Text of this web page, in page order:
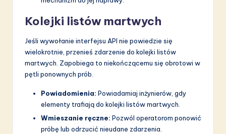
Kolejki listów martwych
Jeśli wywołanie interfejsu API nie powiedzie się
wielokrotnie, przenieś zdarzenie do kolejki listów
martwych. Zapobiega to niekończącemu się obrotowi w
pętli ponownych prób.
Powiadomienia: Powiadamiaj inżynierów, gdy
elementy trafiają do kolejki listów martwych.
Wmieszanie ręczne: Pozwól operatorom ponowić
próbę lub odrzucić nieudane zdarzenia.